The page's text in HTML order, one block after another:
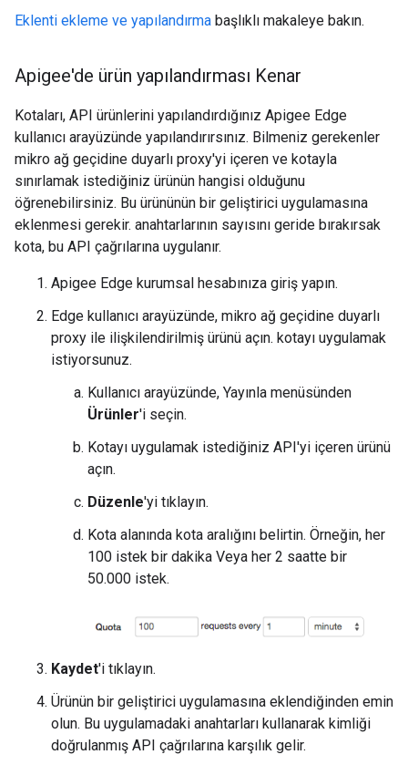
Eklenti ekleme ve yapılandırma başlıklı makaleye bakın.
Apigee'de ürün yapılandırması Kenar
Kotaları, API ürünlerini yapılandırdığınız Apigee Edge
kullanıcı arayüzünde yapılandırırsınız. Bilmeniz gerekenler
mikro ağ geçidine duyarlı proxy'yi içeren ve kotayla
sınırlamak istediğiniz ürünün hangisi olduğunu
öğrenebilirsiniz. Bu ürününün bir geliştirici uygulamasına
eklenmesi gerekir. anahtarlarının sayısını geride bırakırsak
kota, bu API çağrılarına uygulanır.
Apigee Edge kurumsal hesabınıza giriş yapın.
Edge kullanıcı arayüzünde, mikro ağ geçidine duyarlı
proxy ile ilişkilendirilmiş ürünü açın. kotayı uygulamak
istiyorsunuz.
Kullanıcı arayüzünde, Yayınla menüsünden
Ürünler'i seçin.
Kotayı uygulamak istediğiniz API'yi içeren ürünü
açın.
Düzenle'yi tıklayın.
Kota alanında kota aralığını belirtin. Örneğin, her
100 istek bir dakika Veya her 2 saatte bir
50.000 istek.
Kaydet'i tıklayın.
Ürünün bir geliştirici uygulamasına eklendiğinden emin
olun. Bu uygulamadaki anahtarları kullanarak kimliği
doğrulanmış API çağrılarına karşılık gelir.